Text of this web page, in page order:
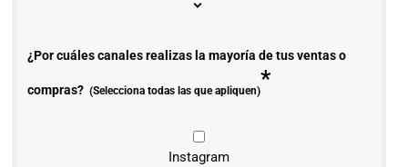
¿Por cuáles canales realizas la mayoría de tus ventas o
compras? (Selecciona todas las que apliquen)*
Instagram